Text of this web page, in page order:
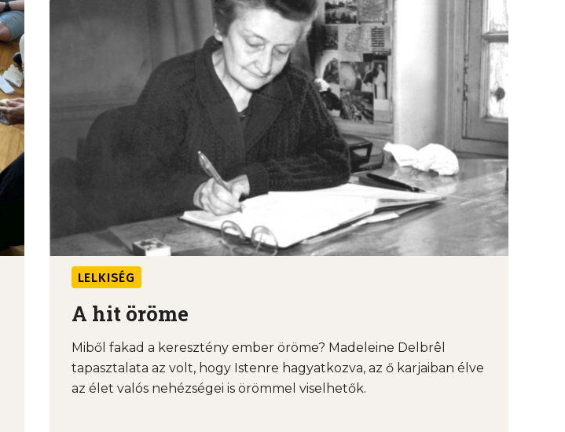
LELKISÉG
A hit öröme
Miből fakad a keresztény ember öröme? Madeleine Delbrêl
tapasztalata az volt, hogy Istenre hagyatkozva, az ő karjaiban élve
az élet valós nehézségei is örömmel viselhetők.